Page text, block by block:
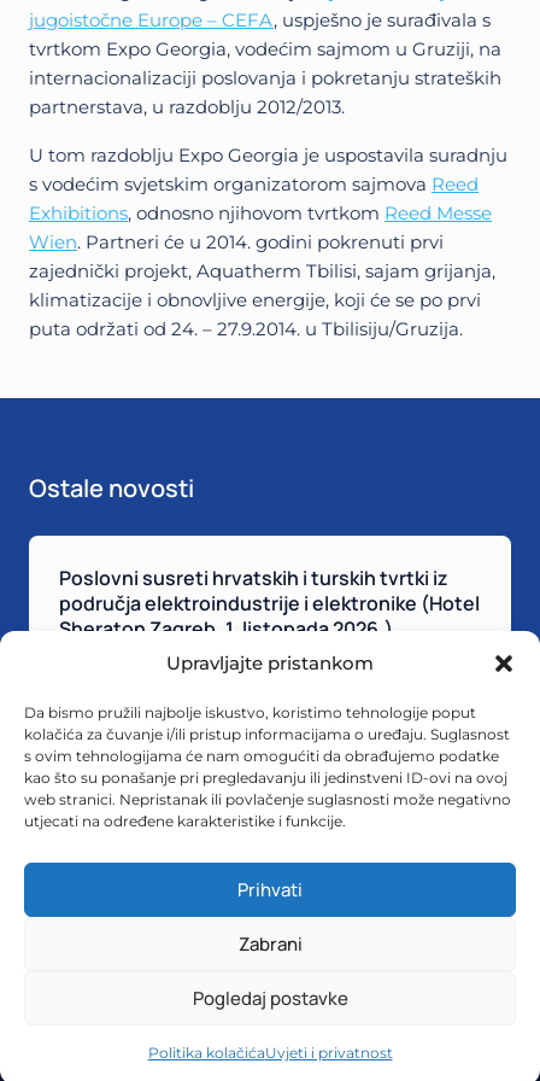
Upravljajte pristankom
Da bismo pružili najbolje iskustvo, koristimo tehnologije poput
kolačića za čuvanje i/ili pristup informacijama o uređaju. Suglasnost
s ovim tehnologijama će nam omogućiti da obrađujemo podatke
kao što su ponašanje pri pregledavanju ili jedinstveni ID-ovi na ovoj
web stranici. Nepristanak ili povlačenje suglasnosti može negativno
utjecati na određene karakteristike i funkcije.
Prihvati
Zabrani
Pogledaj postavke
Politika kolačićaUvjeti i privatnost
jugoistočne Europe – CEFA, uspješno je surađivala s
tvrtkom Expo Georgia, vodećim sajmom u Gruziji, na
internacionalizaciji poslovanja i pokretanju strateških
partnerstava, u razdoblju 2012/2013.
U tom razdoblju Expo Georgia je uspostavila suradnju
s vodećim svjetskim organizatorom sajmova Reed
Exhibitions, odnosno njihovom tvrtkom Reed Messe
Wien. Partneri će u 2014. godini pokrenuti prvi
zajednički projekt, Aquatherm Tbilisi, sajam grijanja,
klimatizacije i obnovljive energije, koji će se po prvi
puta održati od 24. – 27.9.2014. u Tbilisiju/Gruzija.
Ostale novosti
Poslovni susreti hrvatskih i turskih tvrtki iz
područja elektroindustrije i elektronike (Hotel
Sheraton Zagreb, 1. listopada 2026.)
14 srpnja, 2026 | cbbs_wp
Više
o
s
l
o
n
s
© 2026 CBBS. Sva prava pridržana.
Hosting i izrada:ORBIS.HR